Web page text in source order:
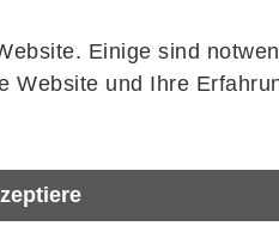
Einige sind
Website und Ihre